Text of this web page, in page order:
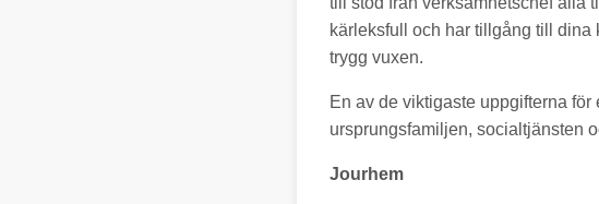
kärleksfull och har tillgång till dina
trygg vuxen.
En av de viktigaste uppgifterna
ursprungsfamiljen, socialtjänsten
Jourhem